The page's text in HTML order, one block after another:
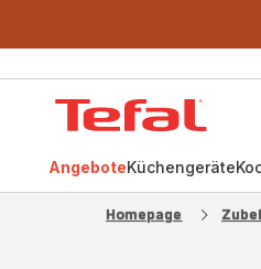
AngeboteKüchengeräte
Homepage